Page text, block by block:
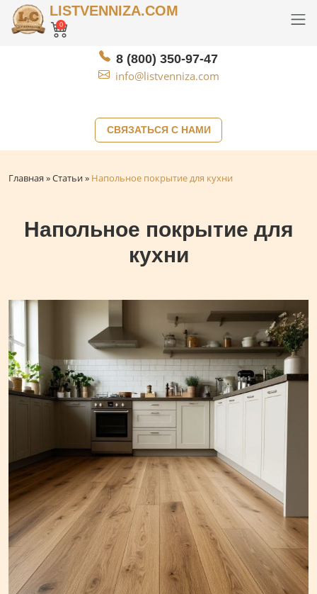
СВЯЗАТЬСЯ С НАМИ
LISTVENNIZA.COM
0
8 (800) 350-97-47
info@listvenniza.com
Главная »Статьи» Напольное покрытие для кухни
Напольное покрытие для
кухни